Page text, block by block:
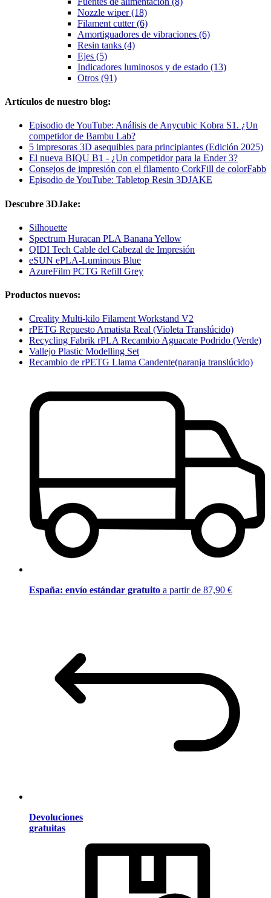
Nozzle wiper (18)
Filament cutter (6)
Amortiguadores de vibraciones (6)
Resin tanks (4)
Ejes (5)
Indicadores luminosos y de estado (13)
Otros (91)
Artículos de nuestro blog:
Episodio de YouTube: Análisis de Anycubic Kobra S1. ¿Un
competidor de Bambu Lab?
5 impresoras 3D asequibles para principiantes (Edición 2025)
El nueva BIQU B1 - ¿Un competidor para la Ender 3?
Consejos de impresión con el filamento CorkFill de colorFabb
Episodio de YouTube: Tabletop Resin 3DJAKE
Descubre 3DJake:
Silhouette
Spectrum Huracan PLA Banana Yellow
QIDI Tech Cable del Cabezal de Impresión
eSUN ePLA-Luminous Blue
AzureFilm PCTG Refill Grey
Productos nuevos:
Creality Multi-kilo Filament Workstand V2
rPETG Repuesto Amatista Real (Violeta Translúcido)
Recycling Fabrik rPLA Recambio Aguacate Podrido (Verde)
Vallejo Plastic Modelling Set
Recambio de rPETG Llama Candente(naranja translúcido)
España: envío estándar gratuito a partir de 87,90 €
Devoluciones
gratuitas